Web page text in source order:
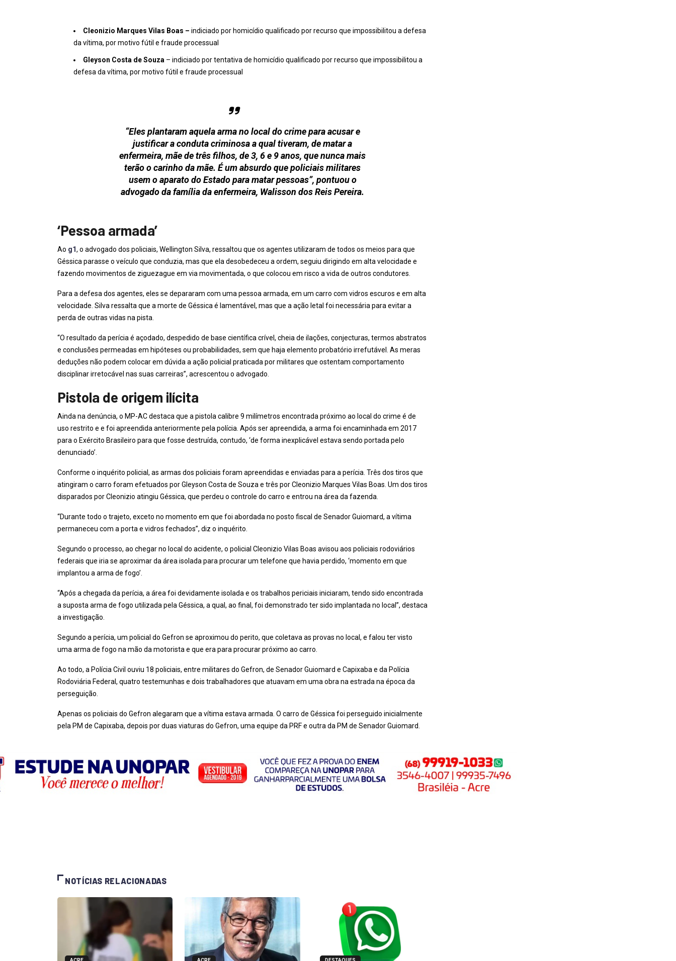
Cleonizio Marques Vilas Boas – indiciado por homicídio qualificado por recurso que impossibilitou a defesa
da vítima, por motivo fútil e fraude processual
Gleyson Costa de Souza – indiciado por tentativa de homicídio qualificado por recurso que impossibilitou a
defesa da vítima, por motivo fútil e fraude processual
“Eles plantaram aquela arma no local do crime para acusar e
justificar a conduta criminosa a qual tiveram, de matar a
enfermeira, mãe de três filhos, de 3, 6 e 9 anos, que nunca mais
terão o carinho da mãe. É um absurdo que policiais militares
usem o aparato do Estado para matar pessoas”, pontuou o
advogado da família da enfermeira, Walisson dos Reis Pereira.
‘Pessoa armada’
Ao g1, o advogado dos policiais, Wellington Silva, ressaltou que os agentes utilizaram de todos os meios para que
Géssica parasse o veículo que conduzia, mas que ela desobedeceu a ordem, seguiu dirigindo em alta velocidade e
fazendo movimentos de ziguezague em via movimentada, o que colocou em risco a vida de outros condutores.
Para a defesa dos agentes, eles se depararam com uma pessoa armada, em um carro com vidros escuros e em alta
velocidade. Silva ressalta que a morte de Géssica é lamentável, mas que a ação letal foi necessária para evitar a
perda de outras vidas na pista.
“O resultado da perícia é açodado, despedido de base científica crível, cheia de ilações, conjecturas, termos abstratos
e conclusões permeadas em hipóteses ou probabilidades, sem que haja elemento probatório irrefutável. As meras
deduções não podem colocar em dúvida a ação policial praticada por militares que ostentam comportamento
disciplinar irretocável nas suas carreiras”, acrescentou o advogado.
Pistola de origem ilícita
Ainda na denúncia, o MP-AC destaca que a pistola calibre 9 milímetros encontrada próximo ao local do crime é de
uso restrito e e foi apreendida anteriormente pela polícia. Após ser apreendida, a arma foi encaminhada em 2017
para o Exército Brasileiro para que fosse destruída, contudo, ‘de forma inexplicável estava sendo portada pelo
denunciado’.
Conforme o inquérito policial, as armas dos policiais foram apreendidas e enviadas para a perícia. Três dos tiros que
atingiram o carro foram efetuados por Gleyson Costa de Souza e três por Cleonizio Marques Vilas Boas. Um dos tiros
disparados por Cleonizio atingiu Géssica, que perdeu o controle do carro e entrou na área da fazenda.
“Durante todo o trajeto, exceto no momento em que foi abordada no posto fiscal de Senador Guiomard, a vítima
permaneceu com a porta e vidros fechados”, diz o inquérito.
Segundo o processo, ao chegar no local do acidente, o policial Cleonizio Vilas Boas avisou aos policiais rodoviários
federais que iria se aproximar da área isolada para procurar um telefone que havia perdido, ‘momento em que
implantou a arma de fogo’.
“Após a chegada da perícia, a área foi devidamente isolada e os trabalhos periciais iniciaram, tendo sido encontrada
a suposta arma de fogo utilizada pela Géssica, a qual, ao final, foi demonstrado ter sido implantada no local”, destaca
a investigação.
Segundo a perícia, um policial do Gefron se aproximou do perito, que coletava as provas no local, e falou ter visto
uma arma de fogo na mão da motorista e que era para procurar próximo ao carro.
Ao todo, a Polícia Civil ouviu 18 policiais, entre militares do Gefron, de Senador Guiomard e Capixaba e da Polícia
Rodoviária Federal, quatro testemunhas e dois trabalhadores que atuavam em uma obra na estrada na época da
perseguição.
Apenas os policiais do Gefron alegaram que a vítima estava armada. O carro de Géssica foi perseguido inicialmente
pela PM de Capixaba, depois por duas viaturas do Gefron, uma equipe da PRF e outra da PM de Senador Guiomard.
NOTÍCIAS RELACIONADAS